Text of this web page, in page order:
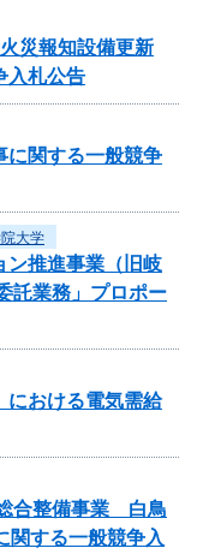
災報知設備更新
入札公告
に関する一般競争
大学
ン推進事業（旧岐
託業務」プロポー
における電気需給
合整備事業 白鳥
する一般競争入